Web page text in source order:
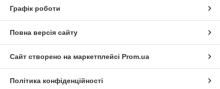
Графік роботи
Повна версія сайту
Сайт створено на маркетплейсі Prom.ua
Політика конфіденційності